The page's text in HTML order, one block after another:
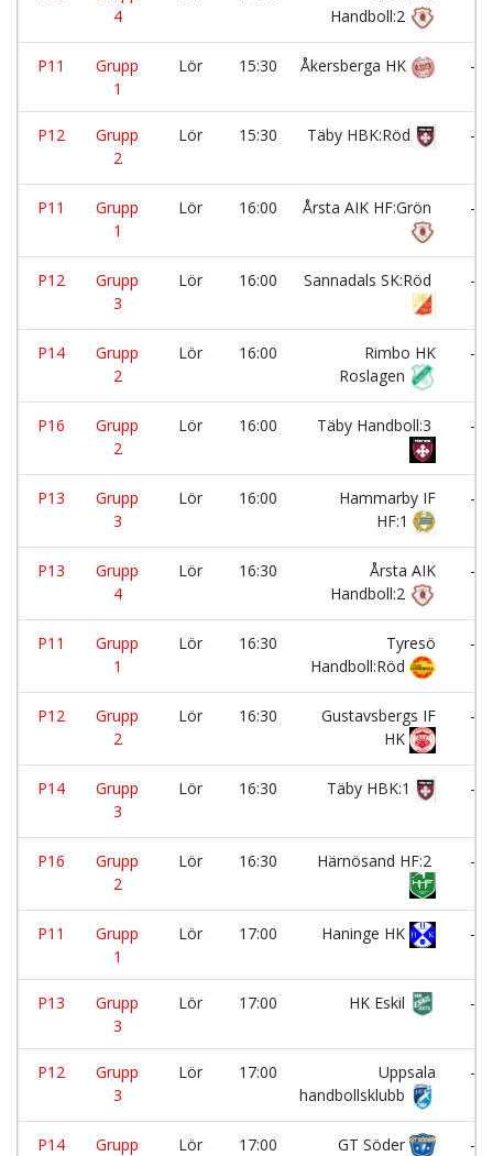
4
Handboll:2
P11
Grupp
1
Lör 15:30 Åkersberga HK -
P12
Grupp
2
Lör 15:30 Täby HBK:Röd -
P11
Grupp
1
Lör 16:00 Årsta AIK HF:Grön -
P12
Grupp
3
Lör 16:00 Sannadals SK:Röd -
P14
Grupp
2
Lör 16:00
Rimbo HK
Roslagen
-
P16
Grupp
2
Lör 16:00 Täby Handboll:3 -
P13
Grupp
3
Lör 16:00
Hammarby IF
HF:1
-
P13
Grupp
4
Lör 16:30
Årsta AIK
Handboll:2
-
P11
Grupp
1
Lör 16:30
Tyresö
Handboll:Röd
-
P12
Grupp
2
Lör 16:30
Gustavsbergs IF
HK
-
P14
Grupp
3
Lör 16:30 Täby HBK:1 -
P16
Grupp
2
Lör 16:30 Härnösand HF:2 -
P11
Grupp
1
Lör 17:00 Haninge HK -
P13
Grupp
3
Lör 17:00 HK Eskil -
P12
Grupp
3
Lör 17:00
Uppsala
handbollsklubb
-
P14
Grupp
Lör 17:00 GT Söder -